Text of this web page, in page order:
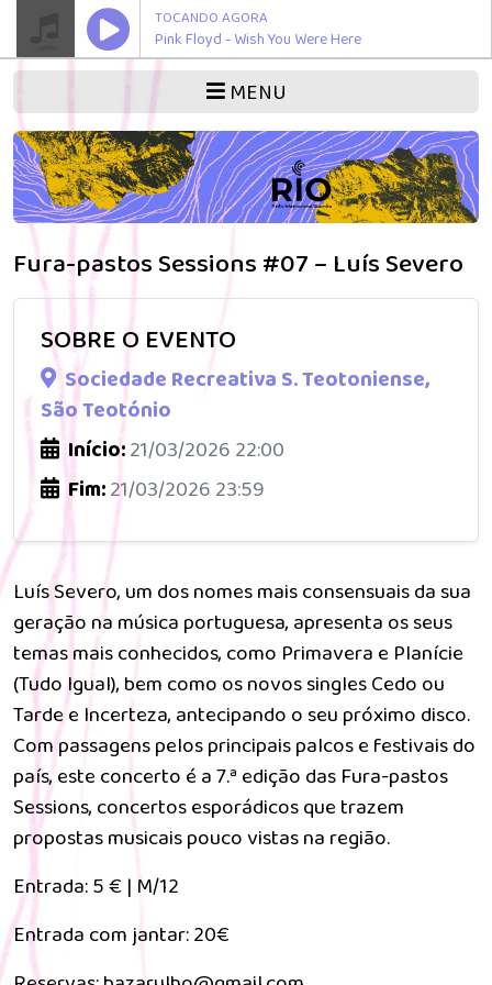
TOCANDO AGORA
Pink Floyd - Wish You Were Here
MENU
Fura-pastos Sessions #07 – Luís Severo
SOBRE O EVENTO
Sociedade Recreativa S. Teotoniense,
São Teotónio
Início:21/03/2026 22:00
Fim:21/03/2026 23:59
Luís Severo, um dos nomes mais consensuais da sua
geração na música portuguesa, apresenta os seus
temas mais conhecidos, como Primavera e Planície
(Tudo Igual), bem como os novos singles Cedo ou
Tarde e Incerteza, antecipando o seu próximo disco.
Com passagens pelos principais palcos e festivais do
país, este concerto é a 7.ª edição das Fura-pastos
Sessions, concertos esporádicos que trazem
propostas musicais pouco vistas na região.
Entrada: 5 € | M/12
Entrada com jantar: 20€